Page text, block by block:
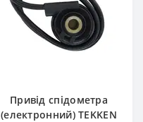
Привід спідометра
(електронний) TEKKEN